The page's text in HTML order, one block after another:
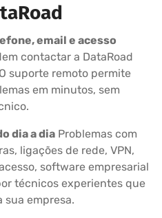
email e acesso
contactar a DataRoad
suporte remoto permite
em minutos, sem
dia a dia Problemas com
ligações de rede, VPN,
software empresarial
técnicos experientes que
sua empresa.